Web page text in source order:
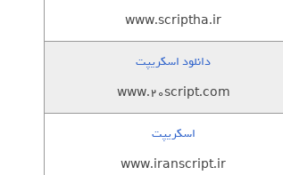
www.scriptha.ir
دانلود اسکریپت
www.20script.com
اسکریپت
www.iranscript.ir